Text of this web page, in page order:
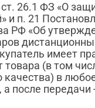
26.1 ФЗ «О
и п. 21
РФ «Об
имеет
товара (в том
в
а после передачи